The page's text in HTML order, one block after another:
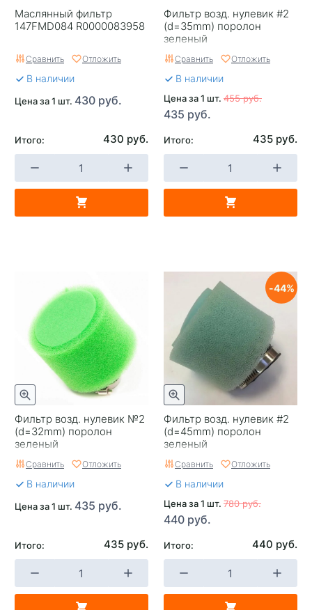
Маслянный фильтр
147FMD084 R0000083958
Сравнить Отложить
В наличии
Цена за 1 шт. 430 руб.
Итого: 430 руб.
Фильтр возд. нулевик #2
(d=35mm) поролон
зеленый
Сравнить Отложить
В наличии
Цена за 1 шт. 455 руб.
435 руб.
Итого: 435 руб.
Фильтр возд. нулевик №2
(d=32mm) поролон
зеленый
Сравнить Отложить
В наличии
Цена за 1 шт. 435 руб.
Итого: 435 руб.
Фильтр возд. нулевик #2
(d=45mm) поролон
зеленый
44
Сравнить Отложить
В наличии
Цена за 1 шт. 780 руб.
440 руб.
Итого: 440 руб.